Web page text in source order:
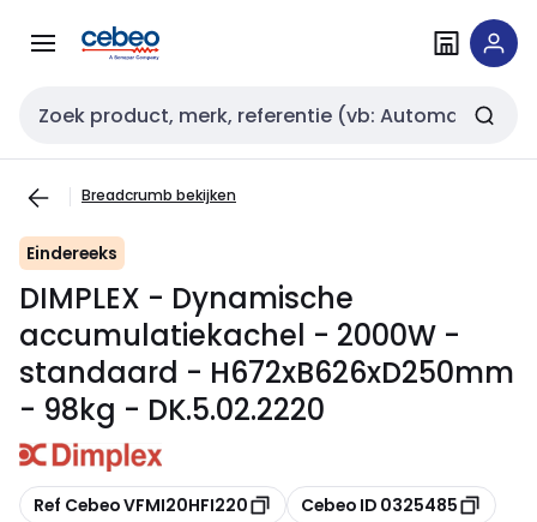
naar
naar
Zoekveld invoer
Breadcrumb bekijken
Eindereeks
DIMPLEX - Dynamische
accumulatiekachel - 2000W -
standaard - H672xB626xD250mm
- 98kg - DK.5.02.2220
Kopiëren
Ref Cebeo VFMI20HFI220 Kopiëren
Cebeo ID 0325485